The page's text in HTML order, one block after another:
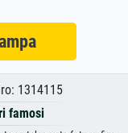
1314115
famosi